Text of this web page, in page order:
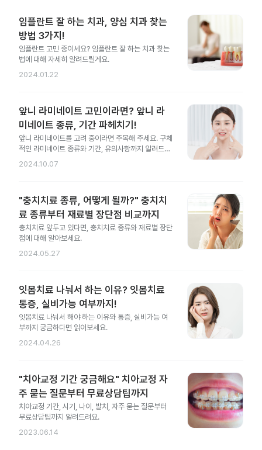
임플란트 잘 하는 치과, 양심 치과 찾는
방법 3가지!
임플란트 고민 중이세요? 임플란트 잘 하는 치과 찾는
법에 대해 자세히 알려드릴게요.
2024.01.22
앞니 라미네이트 고민이라면? 앞니 라
미네이트 종류, 기간 파헤치기!
앞니 라미네이트를 고려 중이라면 주목해 주세요. 구체
적인 라미네이트 종류와 기간, 유의사항까지 알려드릴
게요.
2024.10.07
"충치치료 종류, 어떻게 될까?" 충치치
료 종류부터 재료별 장단점 비교까지
충치치료 앞두고 있다면, 충치치료 종류와 재료별 장단
점에 대해 알아보세요.
2024.05.27
잇몸치료 나눠서 하는 이유? 잇몸치료
통증, 실비가능 여부까지!
잇몸치료 나눠서 해야 하는 이유와 통증, 실비가능 여
부까지 궁금하다면 읽어보세요.
2024.04.26
"치아교정 기간 궁금해요" 치아교정 자
주 묻는 질문부터 무료상담팁까지
치아교정 기간, 시기, 나이, 발치, 자주 묻는 질문부터
무료상담팁까지 알려드려요.
2023.06.14